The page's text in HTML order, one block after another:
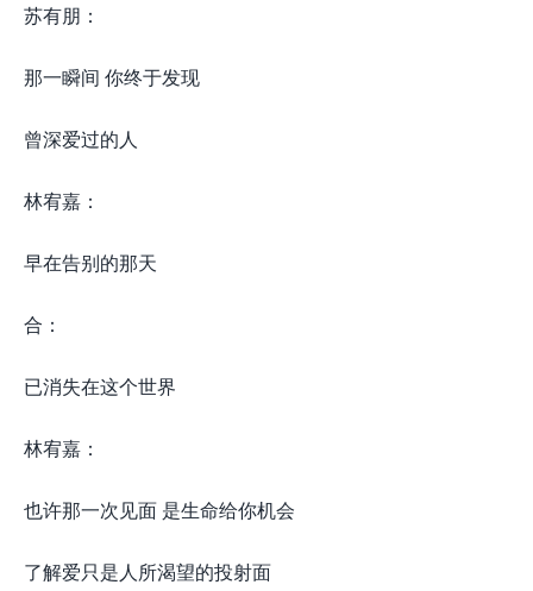
苏有朋：
那一瞬间 你终于发现
曾深爱过的人
林宥嘉：
早在告别的那天
合：
已消失在这个世界
林宥嘉：
也许那一次见面 是生命给你机会
了解爱只是人所渴望的投射面